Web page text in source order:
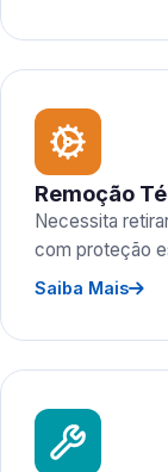
Remoção
Necessita
com proteção
Saiba Mais